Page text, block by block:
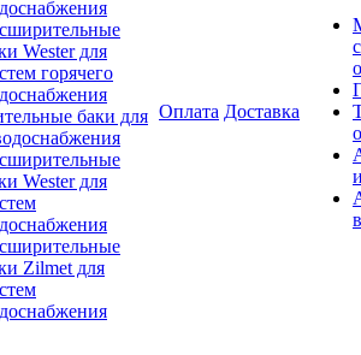
Wester для
горячего
баки для
Wester для
Zilmet для
Оплата Доставка